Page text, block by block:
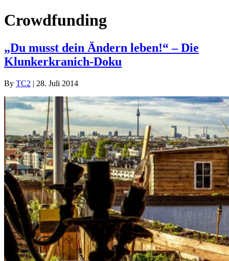
Crowdfunding
„Du musst dein Ändern leben!“ – Die
Klunkerkranich-Doku
By TC2 | 28. Juli 2014